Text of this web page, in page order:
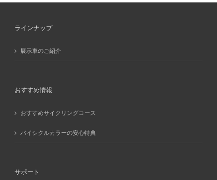
ラインナップ
展示車のご紹介
おすすめ情報
おすすめサイクリングコース
バイシクルカラーの安心特典
サポート